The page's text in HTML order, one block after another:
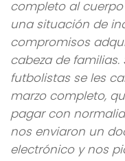
completo al
una situación de
compromisos
cabeza de
futbolistas se les
marzo completo,
pagar con
nos enviaron un
electrónico y nos